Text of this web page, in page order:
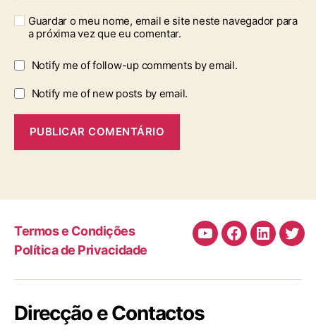
Guardar o meu nome, email e site neste navegador para
a próxima vez que eu comentar.
Notify me of follow-up comments by email.
Notify me of new posts by email.
Termos e Condições
Política de Privacidade
Canal
Youtube
TBI/BIT
Facebook
LinkedIn
Direcção e Contactos